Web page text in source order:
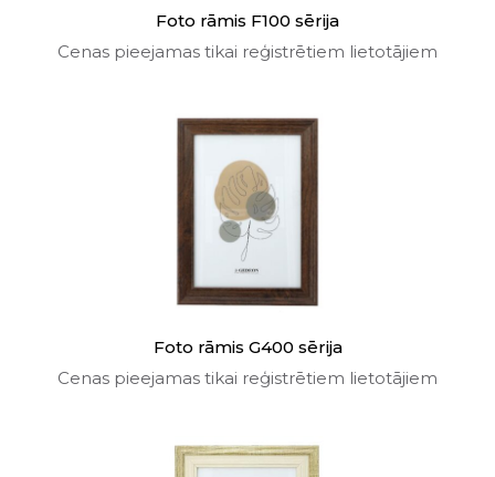
Foto rāmis F100 sērija
Cenas pieejamas tikai reģistrētiem lietotājiem
Foto rāmis G400 sērija
Cenas pieejamas tikai reģistrētiem lietotājiem